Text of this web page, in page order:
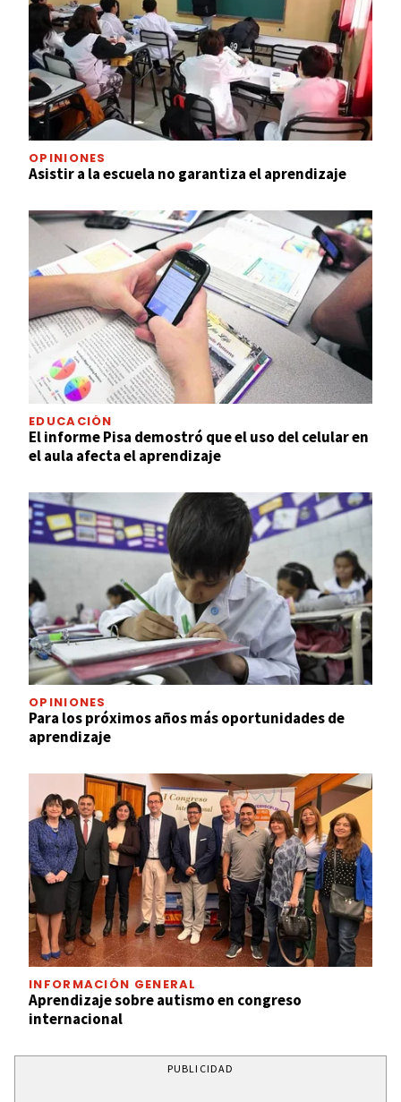
OPINIONES
Asistir a la escuela no garantiza el aprendizaje
EDUCACIÓN
El informe Pisa demostró que el uso del celular en
el aula afecta el aprendizaje
OPINIONES
Para los próximos años más oportunidades de
aprendizaje
INFORMACIÓN GENERAL
Aprendizaje sobre autismo en congreso
internacional
PUBLICIDAD